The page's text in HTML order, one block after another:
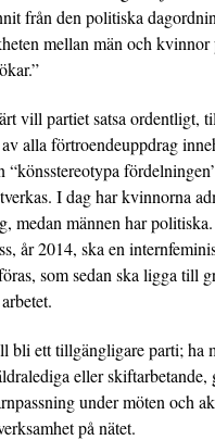
från den politiska
mellan män och kvinnor
vill partiet satsa ordentligt,
alla förtroendeuppdrag
“könsstereotypa
I dag har kvinnorna
medan männen har
år 2014, ska en
som sedan ska ligga till
bli ett tillgängligare parti; ha
eller skiftarbetande,
under möten och
på nätet.